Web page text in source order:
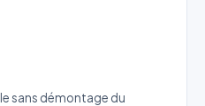
sans démontage du